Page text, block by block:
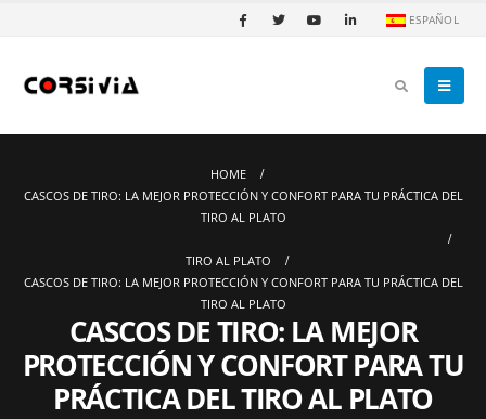
ESPAÑOL
HOME
CASCOS DE TIRO: LA MEJOR PROTECCIÓN Y CONFORT PARA TU PRÁCTICA DEL
TIRO AL PLATO
TIRO AL PLATO
CASCOS DE TIRO: LA MEJOR PROTECCIÓN Y CONFORT PARA TU PRÁCTICA DEL
TIRO AL PLATO
CASCOS DE TIRO: LA MEJOR
PROTECCIÓN Y CONFORT PARA TU
PRÁCTICA DEL TIRO AL PLATO